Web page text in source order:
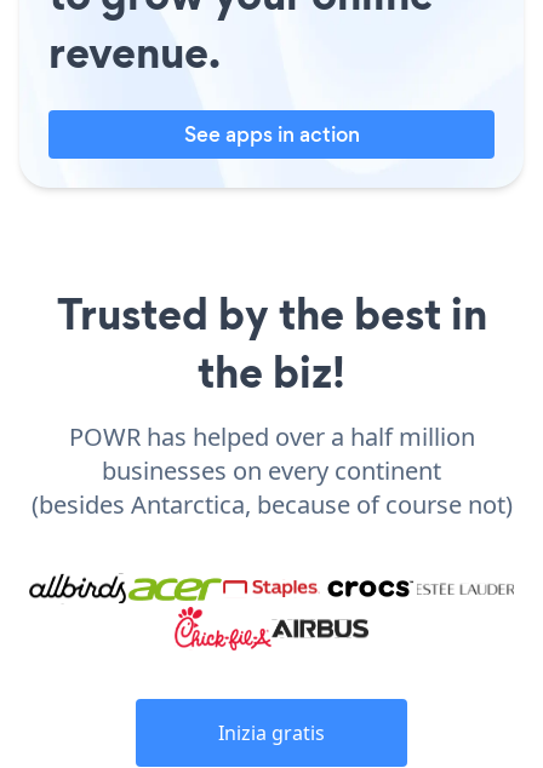
revenue.
See apps in action
Trusted by the best in
the biz!
POWR has helped over a half million
businesses on every continent
(besides Antarctica, because of course not)
Inizia gratis